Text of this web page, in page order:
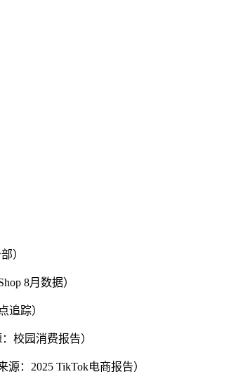
）
8月数据）
追踪）
校园消费报告）
：2025 TikTok电商报告）